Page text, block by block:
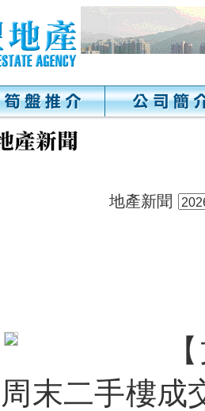
地產新聞
周末二手樓成